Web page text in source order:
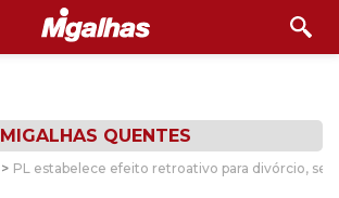
MIGALHAS QUENTES
> PL estabelece efeito retroativo para divórcio,